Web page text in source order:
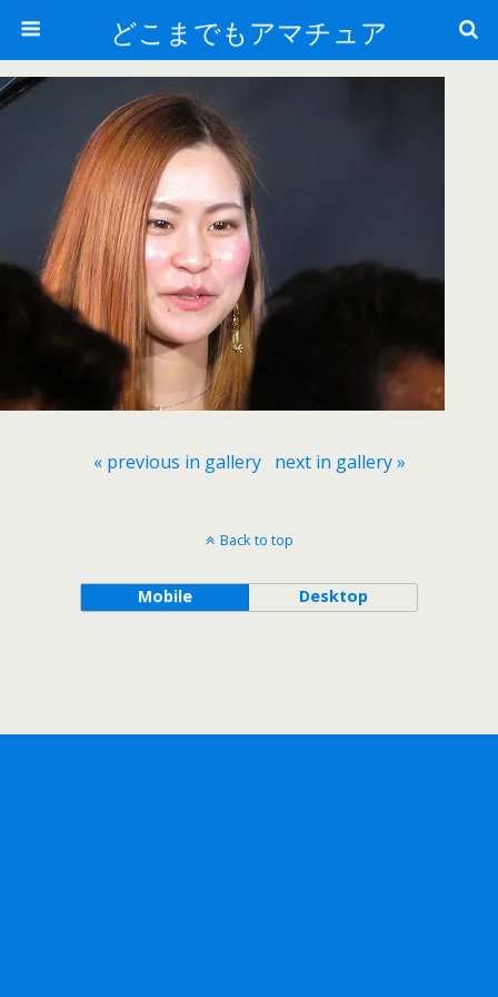
どこまでもアマチュア
« previous in gallery next in gallery »
Back to top
Mobile Desktop